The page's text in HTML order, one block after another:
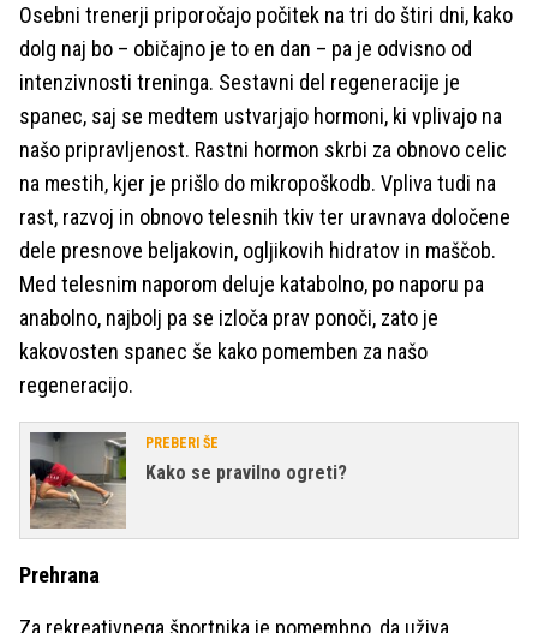
Osebni trenerji priporočajo počitek na tri do štiri dni, kako
dolg naj bo – običajno je to en dan – pa je odvisno od
intenzivnosti treninga. Sestavni del regeneracije je
spanec, saj se medtem ustvarjajo hormoni, ki vplivajo na
našo pripravljenost. Rastni hormon skrbi za obnovo celic
na mestih, kjer je prišlo do mikropoškodb. Vpliva tudi na
rast, razvoj in obnovo telesnih tkiv ter uravnava določene
dele presnove beljakovin, ogljikovih hidratov in maščob.
Med telesnim naporom deluje katabolno, po naporu pa
anabolno, najbolj pa se izloča prav ponoči, zato je
kakovosten spanec še kako pomemben za našo
regeneracijo.
PREBERI ŠE
Kako se pravilno ogreti?
Prehrana
Za rekreativnega športnika je pomembno, da uživa